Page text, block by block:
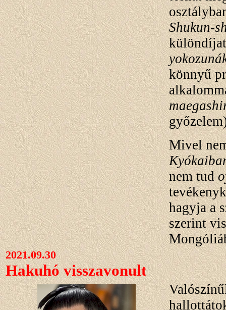
Shukun-
könnyű
Mivel
nem tud
hagyja a
szerint
2021.09.30
Hakuhó visszavonult